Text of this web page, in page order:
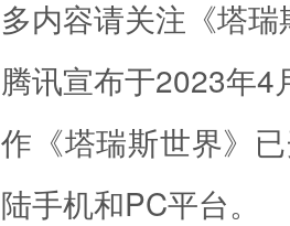
多内容请关注《塔
腾讯宣布于2023年4
作《塔瑞斯世界》
陆手机和PC平台。